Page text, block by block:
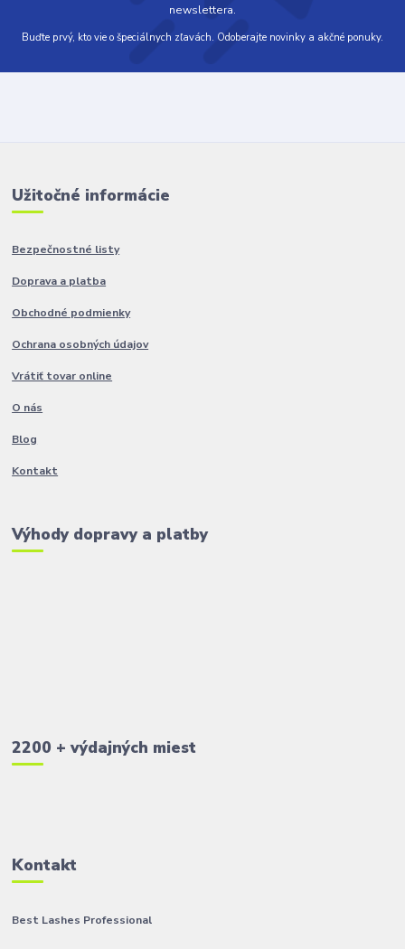
newslettera.
Buďte prvý, kto vie o špeciálnych zľavách. Odoberajte novinky a akčné ponuky.
Užitočné informácie
Bezpečnostné listy
Doprava a platba
Obchodné podmienky
Ochrana osobných údajov
Vrátiť tovar online
O nás
Blog
Kontakt
Výhody dopravy a platby
2200 + výdajných miest
Kontakt
Best Lashes Professional